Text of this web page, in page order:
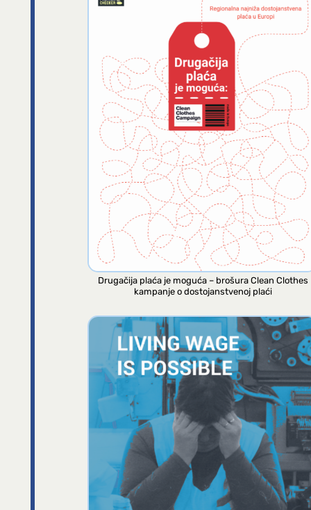
Drugačija plaća je moguća – brošura Clean Clothes
kampanje o dostojanstvenoj plaći